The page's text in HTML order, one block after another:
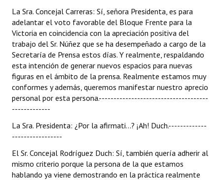
INSTITUCIONAL
Antiguos Pobladores
Noticias Destacadas
Registros y Distinciones
Datos Históricos
Premio al Mérito - Registro
Mujeres que Dejaron Huellas - Registro
Periodistas Decanos - Registro
La Sra. Concejal Carreras: Sí, señora Presidenta, es para
adelantar el voto favorable del Bloque Frente para la
Victoria en coincidencia con la apreciación positiva del
trabajo del Sr. Núñez que se ha desempeñado a cargo de la
Secretaría de Prensa estos días. Y realmente, respaldando
esta intención de generar nuevos espacios para nuevas
figuras en el ámbito de la prensa. Realmente estamos muy
conformes y además, queremos manifestar nuestro aprecio
personal por esta persona.-------------------------------------
-------------
La Sra. Presidenta: ¿Por la afirmati...? ¡Ah! Duch.-------------
-----------------
El Sr. Concejal Rodríguez Duch: Sí, también quería adherir al
mismo criterio porque la persona de la que estamos
hablando ya viene demostrando en la práctica realmente